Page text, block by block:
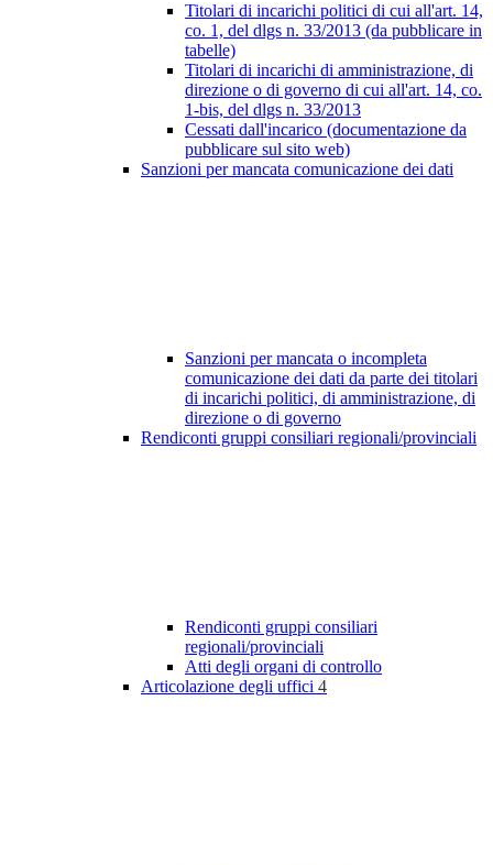
Titolari di incarichi politici di cui all'art. 14,
co. 1, del dlgs n. 33/2013 (da pubblicare in
tabelle)
Titolari di incarichi di amministrazione, di
direzione o di governo di cui all'art. 14, co.
1-bis, del dlgs n. 33/2013
Cessati dall'incarico (documentazione da
pubblicare sul sito web)
Sanzioni per mancata comunicazione dei dati
Sanzioni per mancata o incompleta
comunicazione dei dati da parte dei titolari
di incarichi politici, di amministrazione, di
direzione o di governo
Rendiconti gruppi consiliari regionali/provinciali
Rendiconti gruppi consiliari
regionali/provinciali
Atti degli organi di controllo
Articolazione degli uffici 4